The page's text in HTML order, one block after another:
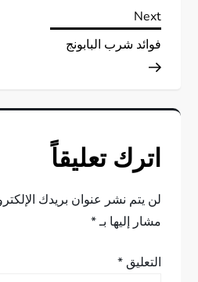
ت
ص
ا
ل
Next
Post
Next
فوائد شرب البابونج
اترك تعليقاً
لن يتم نشر عنوان بريدك
مشار إليها بـ*
التعليق*